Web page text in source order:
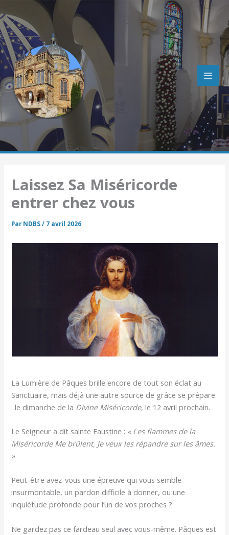
au
contenu
Laissez Sa Miséricorde
entrer chez vous
ParNDBS/ 7 avril 2026
La Lumière de Pâques brille encore de tout son éclat au
Sanctuaire, mais déjà une autre source de grâce se prépare
: le dimanche de la Divine Miséricorde, le 12 avril prochain.
Le Seigneur a dit sainte Faustine : « Les flammes de la
Miséricorde Me brûlent, Je veux les répandre sur les âmes.
»
Peut-être avez-vous une épreuve qui vous semble
insurmontable, un pardon difficile à donner, ou une
inquiétude profonde pour l’un de vos proches ?
Ne gardez pas ce fardeau seul avec vous-même. Pâques est
e
c
h
e
r
c
h
e